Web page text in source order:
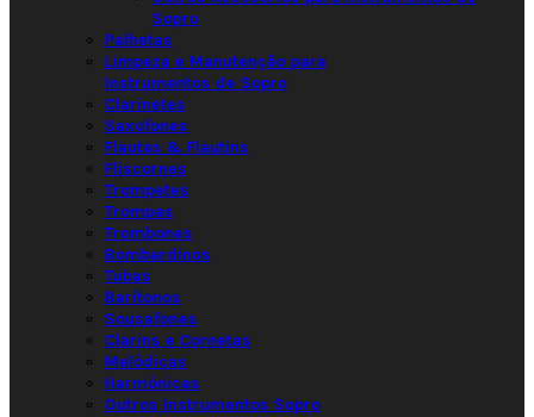
Sopro
Palhetas
Limpeza e Manutenção para
Instrumentos de Sopro
Clarinetes
Saxofones
Flautas & Flautins
Fliscornes
Trompetes
Trompas
Trombones
Bombardinos
Tubas
Barítonos
Sousafones
Clarins e Cornetas
Melódicas
Harmónicas
Outros Instrumentos Sopro